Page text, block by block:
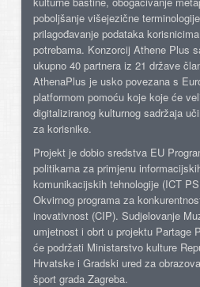
poboljšanje višejezične
prilagođavanje podataka
potrebama. Konzorcij Athene Plus
ukupno 40 partnera iz 21 države
AthenaPlus je usko povezana s
platformom pomoću koje koje će
digitaliziranog kulturnog sadržaja
za korisnike.
Projekt je dobio sredstva EU
politikama za primjenu
komunikacijskih tehnologije (ICT
Okvirnog programa za
inovativnost (CIP). Sudjelovanje
umjetnost i obrt u projektu Partage
će podržati Ministarstvo kulture
Hrvatske i Gradski ured za
šport grada Zagreba.